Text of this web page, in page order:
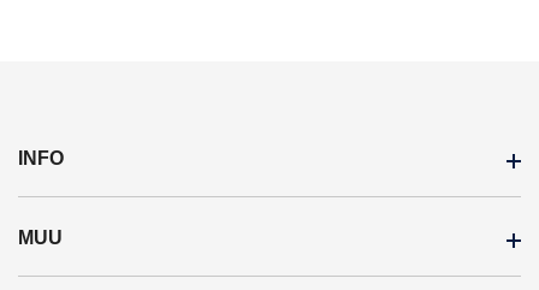
INFO
Tellimisinfo
MUU